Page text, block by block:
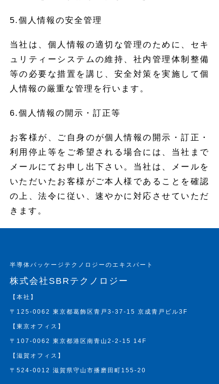
5.個人情報の安全管理
当社は、個人情報の適切な管理のために、セキ
ュリティーシステムの維持、社内管理体制整備
等の必要な措置を講じ、安全対策を実施して個
人情報の厳重な管理を行います。
6.個人情報の開示・訂正等
お客様が、ご自身のが個人情報の開示・訂正・
利用停止等をご希望される場合には、当社まで
メールにてお申し出下さい。当社は、メールを
いただいたお客様がご本人様であることを確認
の上、法令に従い、速やかに対応させていただ
きます。
半導体パッケージテクノロジーのエキスパート
株式会社SBRテクノロジー
【本社】
〒125-0062 東京都葛飾区青戸3-37-15 京成青戸ビル3F
【東京オフィス】
〒107-0062 東京都港区南青山2-2-15 14F
【滋賀オフィス】
〒524-0012 滋賀県守山市播磨田町155-20